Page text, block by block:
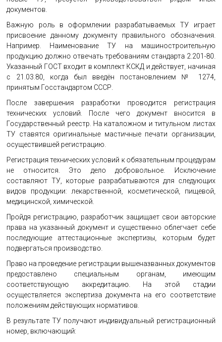
документов.
Важную роль в оформлении разрабатываемых ТУ играет
присвоение данному документу правильного обозначения.
Например. Наименование ТУ на машиностроительную
продукцию должно отвечать требованиям стандарта 2.201-80.
Указанный ГОСТ входит в комплект КСКД и действует, начиная
с 21.03.80, когда был введён постановлением № 1274,
принятым Госстандартом СССР.
После завершения разработки проводится регистрация
технических условий. После чего документ вносится в
Государственный реестр. На каталожном и титульном листах
ТУ ставятся оригинальные мастичные печати организации,
осуществившей регистрацию.
Регистрация технических условий к обязательным процедурам
не относится. Это дело добровольное. Исключение
составляют ТУ, которые разрабатываются для следующих
видов продукции: лекарственной, косметической, пищевой,
медицинской, химической.
Пройдя регистрацию, разработчик защищает свои авторские
права на указанный документ и существенно облегчает себе
последующие аттестационные экспертизы, которым будет
подвергаться производство.
Право на проведение регистрации вышеназванных документов
предоставлено специальным органам, имеющим
соответствующую аккредитацию. На этой стадии
осуществляется экспертиза документа на его соответствие
положениям действующих нормативов.
В результате ТУ получают индивидуальный регистрационный
номер, включающий: